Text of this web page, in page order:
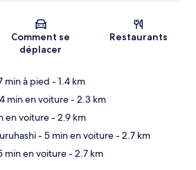
Carte
Comment se
déplacer
Restaurants
min à pied - 1.4 km
min en voiture- 2.3 km
en voiture- 2.9 km
- 5 min en voiture- 2.7 km
min en voiture- 2.7 km